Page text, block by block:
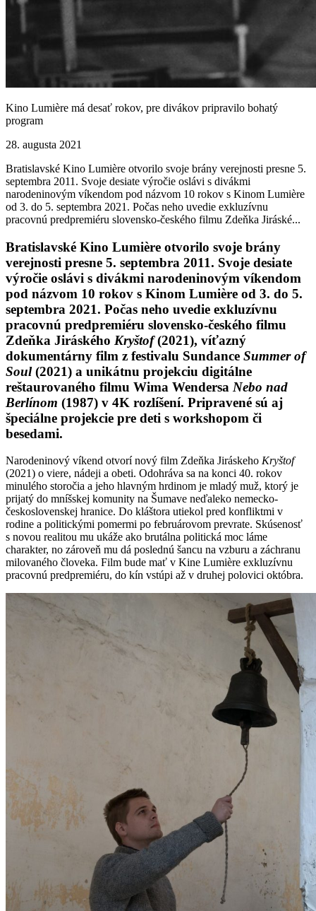
Kino Lumière má desať rokov, pre divákov pripravilo bohatý
program
28. augusta 2021
Bratislavské Kino Lumière otvorilo svoje brány verejnosti presne 5.
septembra 2011. Svoje desiate výročie oslávi s divákmi
narodeninovým víkendom pod názvom 10 rokov s Kinom Lumière
od 3. do 5. septembra 2021. Počas neho uvedie exkluzívnu
pracovnú predpremiéru slovensko-českého filmu Zdeňka Jiráské...
Bratislavské Kino Lumière otvorilo svoje brány
verejnosti presne 5. septembra 2011. Svoje desiate
výročie oslávi s divákmi narodeninovým víkendom
pod názvom 10 rokov s Kinom Lumière od 3. do 5.
septembra 2021. Počas neho uvedie exkluzívnu
pracovnú predpremiéru slovensko-českého filmu
Zdeňka Jiráského Kryštof(2021), víťazný
dokumentárny film z festivalu Sundance Summer of
Soul(2021) a unikátnu projekciu digitálne
reštaurovaného filmu Wima Wendersa Nebo nad
Berlínom (1987) v 4K rozlíšení. Pripravené sú aj
špeciálne projekcie pre deti s workshopom či
besedami.
Narodeninový víkend otvorí nový film Zdeňka Jiráskeho Kryštof
(2021) o viere, nádeji a obeti. Odohráva sa na konci 40. rokov
minulého storočia a jeho hlavným hrdinom je mladý muž, ktorý je
prijatý do mníšskej komunity na Šumave neďaleko nemecko-
československej hranice. Do kláštora utiekol pred konfliktmi v
rodine a politickými pomermi po februárovom prevrate. Skúsenosť
s novou realitou mu ukáže ako brutálna politická moc láme
charakter, no zároveň mu dá poslednú šancu na vzburu a záchranu
milovaného človeka. Film bude mať v Kine Lumière exkluzívnu
pracovnú predpremiéru, do kín vstúpi až v druhej polovici októbra.